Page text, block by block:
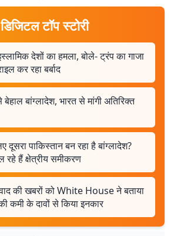
टॉप स्टोरी
देशों का हमला, बोले- ट्रंप का गाजा
कर रहा बर्बाद
बांग्लादेश, भारत से मांगी अतिरिक्त
दूसरा पाकिस्तान बन रहा है बांग्लादेश?
रहे हैं क्षेत्रीय समीकरण
की खबरों को White House ने बताया
कमी के दावों से किया इनकार